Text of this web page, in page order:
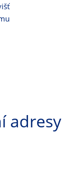
adresy